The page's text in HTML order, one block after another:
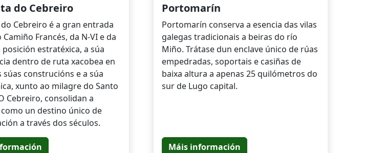
do Cebreiro
Cebreiro é a gran entrada
Camiño Francés, da N-VI e da
posición estratéxica, a súa
dentro de ruta xacobea en
súas construcións e a súa
xunto ao milagre do Santo
Cebreiro, consolidan a
un destino único de
a través dos séculos.
Portomarín
Portomarín conserva a esencia das vilas
galegas tradicionais a beiras do río
Miño. Trátase dun enclave único de rúas
empedradas, soportais e casiñas de
baixa altura a apenas 25 quilómetros do
sur de Lugo capital.
Máis información